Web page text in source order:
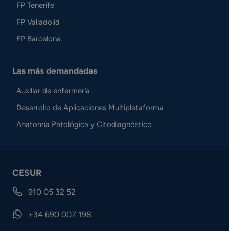
FP Tenerife
FP Valladolid
FP Barcelona
Las más demandadas
Auxiliar de enfermería
Desarrollo de Aplicaciones Multiplataforma
Anatomía Patológica y Citodiagnóstico
CESUR
910 05 32 52
+34 690 007 198